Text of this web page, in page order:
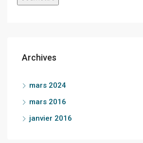
Archives
mars 2024
mars 2016
janvier 2016